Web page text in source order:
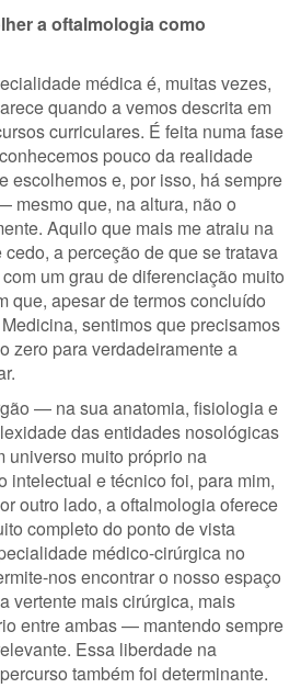
a oftalmologia como
médica é, muitas vezes,
quando a vemos descrita em
curriculares. É feita numa fase
pouco da realidade
escolhemos e, por isso, há sempre
mesmo que, na altura, não o
Aquilo que mais me atraiu na
a perceção de que se tratava
um grau de diferenciação muito
que, apesar de termos concluído
sentimos que precisamos
zero para verdadeiramente a
— na sua anatomia, fisiologia e
das entidades nosológicas
universo muito próprio na
intelectual e técnico foi, para mim,
outro lado, a oftalmologia oferece
completo do ponto de vista
médico-cirúrgica no
nos encontrar o nosso espaço
vertente mais cirúrgica, mais
entre ambas — mantendo sempre
Essa liberdade na
também foi determinante.